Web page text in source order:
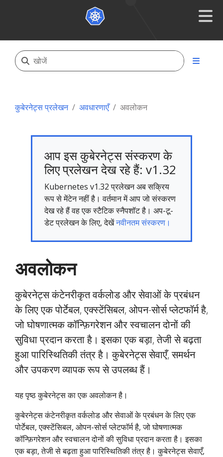
कुबेरनेट्स प्रलेखन अवधारणाएँ अवलोकन
आप इस कुबेरनेट्स संस्करण के
लिए प्रलेखन देख रहे हैं: v1.32
Kubernetes v1.32 प्रलेखन अब सक्रिय
रूप से मेंटेन नहीं है। वर्तमान में आप जो संस्करण
देख रहे हैं वह एक स्टैटिक स्नैपशॉट है। अप-टू-
डेट प्रलेखन के लिए, देखेंनवीनतम संस्करण।
अवलोकन
कुबेरनेट्स कंटेनरीकृत वर्कलोड और सेवाओं के प्रबंधन
के लिए एक पोर्टेबल, एक्स्टेंसिबल, ओपन-सोर्स प्लेटफॉर्म है,
जो घोषणात्मक कॉन्फ़िगरेशन और स्वचालन दोनों की
सुविधा प्रदान करता है। इसका एक बड़ा, तेजी से बढ़ता
हुआ पारिस्थितिकी तंत्र है। कुबेरनेट्स सेवाएँ, समर्थन
और उपकरण व्यापक रूप से उपलब्ध हैं।
यह पृष्ठ कुबेरनेट्स का एक अवलोकन है।
कुबेरनेट्स कंटेनरीकृत वर्कलोड और सेवाओं के प्रबंधन के लिए एक
पोर्टेबल, एक्स्टेंसिबल, ओपन-सोर्स प्लेटफॉर्म है, जो घोषणात्मक
कॉन्फ़िगरेशन और स्वचालन दोनों की सुविधा प्रदान करता है। इसका
एक बड़ा, तेजी से बढ़ता हुआ पारिस्थितिकी तंत्र है। कुबेरनेट्स सेवाएँ,